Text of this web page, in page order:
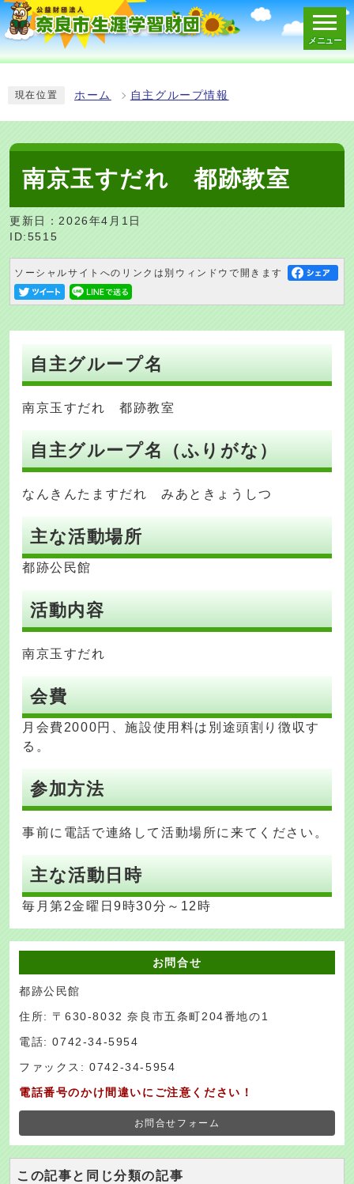
メニュー
現在位置 ホーム 自主グループ情報
南京玉すだれ 都跡教室
更新日：2026年4月1日
ID:5515
ソーシャルサイトへのリンクは別ウィンドウで開きます
自主グループ名
南京玉すだれ 都跡教室
自主グループ名（ふりがな）
なんきんたますだれ みあときょうしつ
主な活動場所
都跡公民館
活動内容
南京玉すだれ
会費
月会費2000円、施設使用料は別途頭割り徴収す
る。
参加方法
事前に電話で連絡して活動場所に来てください。
主な活動日時
毎月第2金曜日9時30分～12時
お問合せ
都跡公民館
住所: 〒630-8032 奈良市五条町204番地の1
電話: 0742-34-5954
ファックス: 0742-34-5954
電話番号のかけ間違いにご注意ください！
お問合せフォーム
この記事と同じ分類の記事